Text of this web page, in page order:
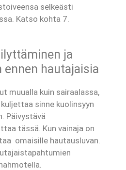
selkeästi
Katso kohta 7.
ja
hautajaisia
muualla kuin sairaalassa,
sinne kuolinsyyn
Päivystävä
tässä. Kun vainaja on
omaisille hautausluvan.